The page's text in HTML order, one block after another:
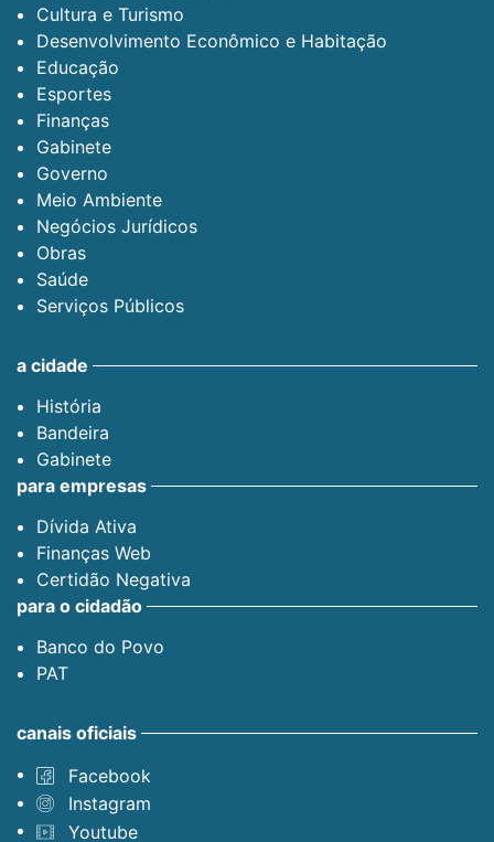
Cultura e Turismo
Desenvolvimento Econômico e Habitação
Educação
Esportes
Finanças
Gabinete
Governo
Meio Ambiente
Negócios Jurídicos
Obras
Saúde
Serviços Públicos
a cidade
História
Bandeira
Gabinete
para empresas
Dívida Ativa
Finanças Web
Certidão Negativa
para o cidadão
Banco do Povo
PAT
canais oficiais
Facebook
Instagram
Youtube